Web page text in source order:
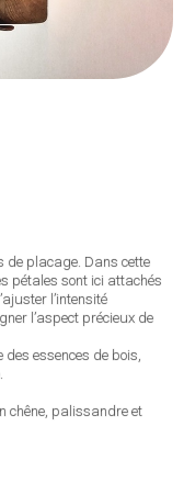
de placage. Dans cette
pétales sont ici attachés
l’intensité
l’aspect précieux de
des essences de bois,
chêne, palissandre et